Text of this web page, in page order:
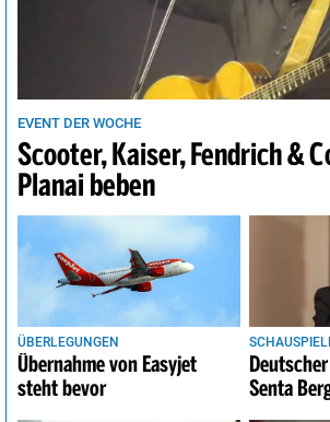
EVENT DER WOCHE
Scooter, Kaiser, Fendrich &
Planai beben
ÜBERLEGUNGEN
Übernahme von Easyjet
steht bevor Senta